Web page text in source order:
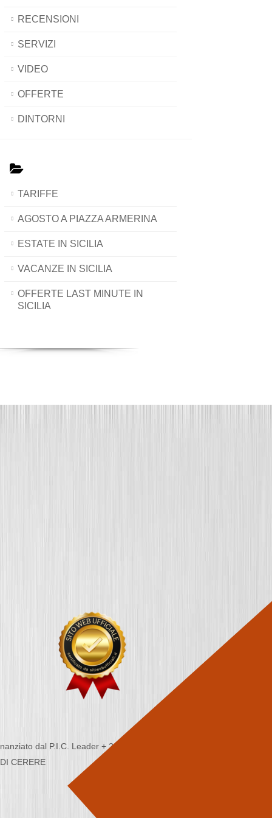
RECENSIONI
SERVIZI
VIDEO
OFFERTE
DINTORNI
TARIFFE
AGOSTO A PIAZZA ARMERINA
ESTATE IN SICILIA
VACANZE IN SICILIA
OFFERTE LAST MINUTE IN
SICILIA
dal P.I.C. Leader + 2000/2006 - Programma
CERERE